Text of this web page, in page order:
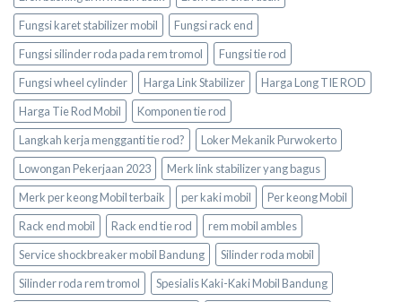
Fungsi karet stabilizer mobil
Fungsi rack end
Fungsi silinder roda pada rem tromol
Fungsi tie rod
Fungsi wheel cylinder
Harga Link Stabilizer
Harga Long TIE ROD
Harga Tie Rod Mobil
Komponen tie rod
Langkah kerja mengganti tie rod?
Loker Mekanik Purwokerto
Lowongan Pekerjaan 2023
Merk link stabilizer yang bagus
Merk per keong Mobil terbaik
per kaki mobil
Per keong Mobil
Rack end mobil
Rack end tie rod
rem mobil ambles
Service shockbreaker mobil Bandung
Silinder roda mobil
Silinder roda rem tromol
Spesialis Kaki-Kaki Mobil Bandung